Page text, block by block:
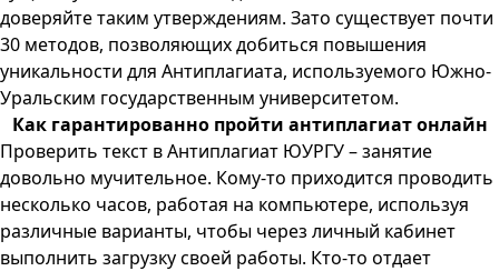
доверяйте таким утверждениям. Зато существует почти
30 методов, позволяющих добиться повышения
уникальности для Антиплагиата, используемого Южно-
Уральским государственным университетом.
Как гарантированно пройти антиплагиат онлайн
Проверить текст в Антиплагиат ЮУРГУ – занятие
довольно мучительное. Кому-то приходится проводить
несколько часов, работая на компьютере, используя
различные варианты, чтобы через личный кабинет
выполнить загрузку своей работы. Кто-то отдает